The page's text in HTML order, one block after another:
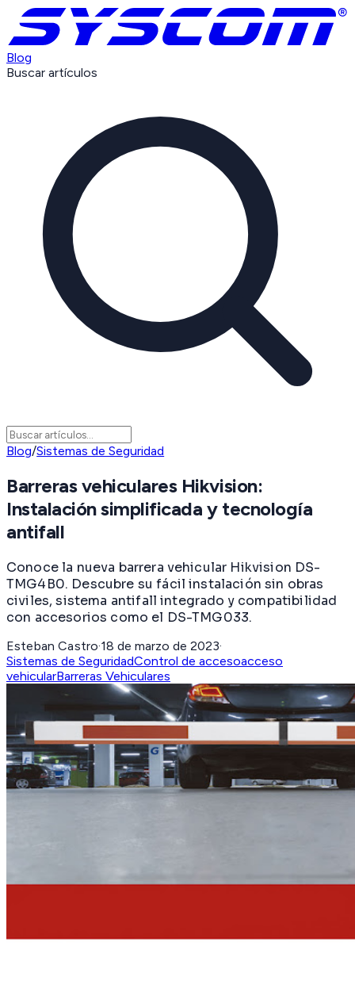
Blog
Buscar artículos
Blog/Sistemas de Seguridad
Barreras vehiculares Hikvision:
Instalación simplificada y tecnología
antifall
Conoce la nueva barrera vehicular Hikvision DS-
TMG4B0. Descubre su fácil instalación sin obras
civiles, sistema antifall integrado y compatibilidad
con accesorios como el DS-TMG033.
Esteban Castro·18 de marzo de 2023·
Sistemas de SeguridadControl de accesoacceso
vehicularBarreras Vehiculares